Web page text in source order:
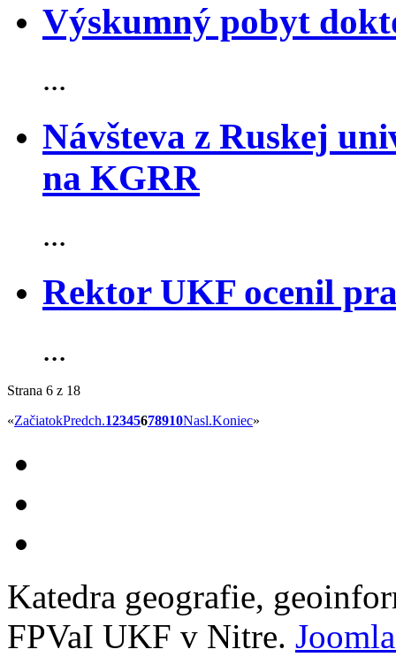
Výskumný pobyt
...
Návšteva z Ruskej
na KGRR
...
Rektor UKF ocenil
...
Strana 6 z 18
«ZačiatokPredch.12345678910Nasl.Koniec»
Katedra geografie,
FPVaI UKF v Nitre.